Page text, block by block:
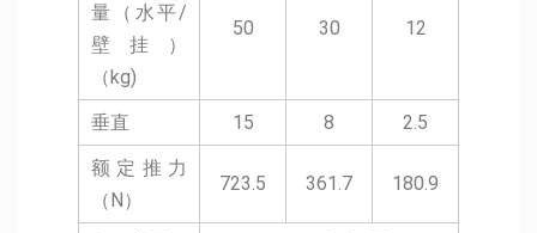
量（水平/
壁挂）
（kg)
50 30 12
垂直 15 8
2.5
额定推力
（N）
723.5 361.7 180.9